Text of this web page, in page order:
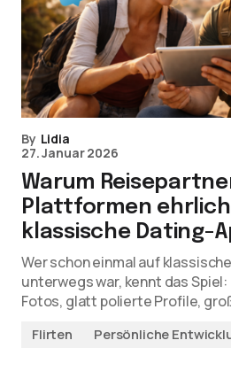
By Lidia
27. Januar 2026
Warum
Plattformen
klassische Dating-
Wer schon einmal auf
unterwegs war, kennt das
Fotos, glatt polierte Profile,
Flirten Persönliche